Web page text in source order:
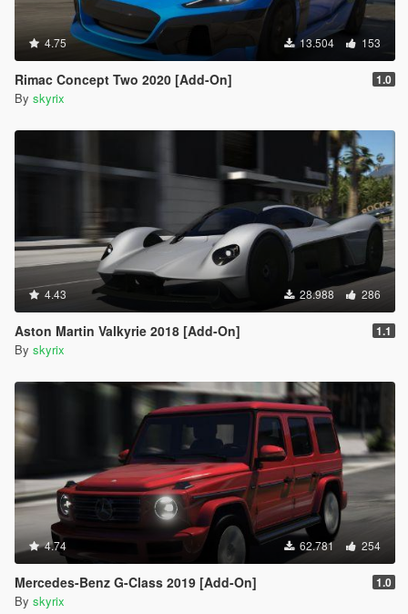
4.75 13.504 153
Rimac Concept Two 2020 [Add-On] 1.0
By skyrix
4.43 28.988 286
Aston Martin Valkyrie 2018 [Add-On] 1.1
By skyrix
4.74 62.781 254
Mercedes-Benz G-Class 2019 [Add-On] 1.0
By skyrix